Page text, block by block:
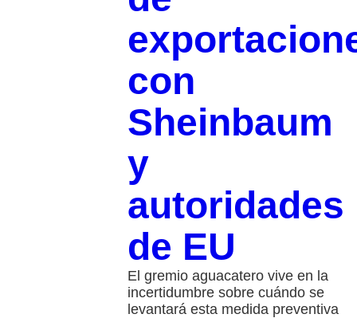
con
Sheinbaum
y
autoridades
de EU
El gremio aguacatero vive en la
incertidumbre sobre cuándo se
levantará esta medida preventiva